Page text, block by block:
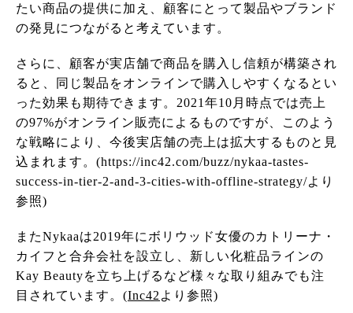
たい商品の提供に加え、顧客にとって製品やブランド
の発見につながると考えています。
さらに、顧客が実店舗で商品を購入し信頼が構築され
ると、同じ製品をオンラインで購入しやすくなるとい
った効果も期待できます。2021年10月時点では売上
の97%がオンライン販売によるものですが、このよう
な戦略により、今後実店舗の売上は拡大するものと見
込まれます。(https://inc42.com/buzz/nykaa-tastes-
success-in-tier-2-and-3-cities-with-offline-strategy/より
参照)
またNykaaは2019年にボリウッド女優のカトリーナ・
カイフと合弁会社を設立し、新しい化粧品ラインの
Kay Beautyを立ち上げるなど様々な取り組みでも注
目されています。(Inc42 より参照)